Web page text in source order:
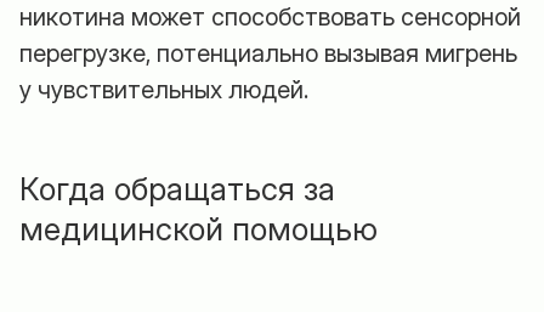
никотина может способствовать сенсорной
перегрузке, потенциально вызывая мигрень
у чувствительных людей.
Когда обращаться за
медицинской помощью